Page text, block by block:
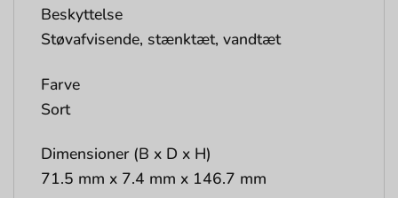
Beskyttelse
Støvafvisende, stænktæt, vandtæt
Farve
Sort
Dimensioner (B x D x H)
71.5 mm x 7.4 mm x 146.7 mm